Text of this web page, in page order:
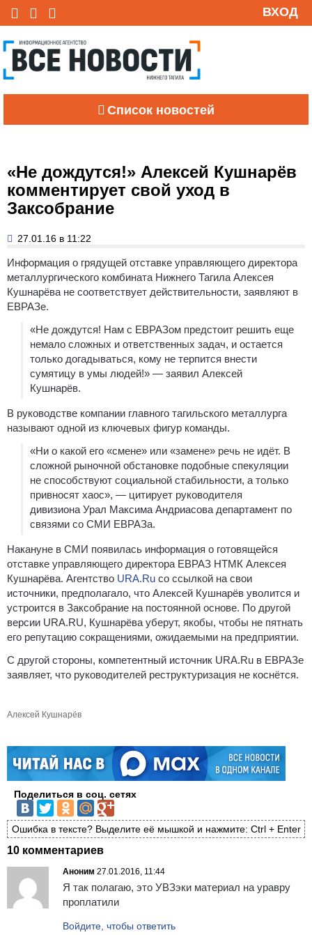
ВХОД
Список новостей
«Не дождутся!» Алексей Кушнарёв
комментирует свой уход в
Заксобрание
27.01.16 в 11:22
Информация о грядущей отставке управляющего директора
металлургического комбината Нижнего Тагила Алексея
Кушнарёва не соответствует действительности, заявляют в
ЕВРАЗе.
«Не дождутся! Нам с ЕВРАЗом предстоит решить еще
немало сложных и ответственных задач, и остается
только догадываться, кому не терпится внести
сумятицу в умы людей!» — заявил Алексей
Кушнарёв.
В руководстве компании главного тагильского металлурга
называют одной из ключевых фигур команды.
«Ни о какой его «смене» или «замене» речь не идёт. В
сложной рыночной обстановке подобные спекуляции
не способствуют социальной стабильности, а только
привносят хаос», — цитирует руководителя
дивизиона Урал Максима Андриасова департамент по
связями со СМИ ЕВРАЗа.
Накануне в СМИ появилась информация о готовящейся
отставке управляющего директора ЕВРАЗ НТМК Алексея
Кушнарёва. Агентство URA.Ru со ссылкой на свои
источники, предполагало, что Алексей Кушнарёв уволится и
устроится в Заксобрание на постоянной основе. По другой
версии URA.RU, Кушнарёва уберут, якобы, чтобы не пятнать
его репутацию сокращениями, ожидаемыми на предприятии.
С другой стороны, компетентный источник URA.Ru в ЕВРАЗе
заявляет, что руководителей реструктуризация не коснётся.
Алексей Кушнарёв
Поделиться в соц. сетях
Ошибка в тексте? Выделите её мышкой и нажмите: Ctrl + Enter
10 комментариев
Аноним 27.01.2016, 11:44
Я так полагаю, это УВЗэки материал на уравру
проплатили
Войдите, чтобы ответить